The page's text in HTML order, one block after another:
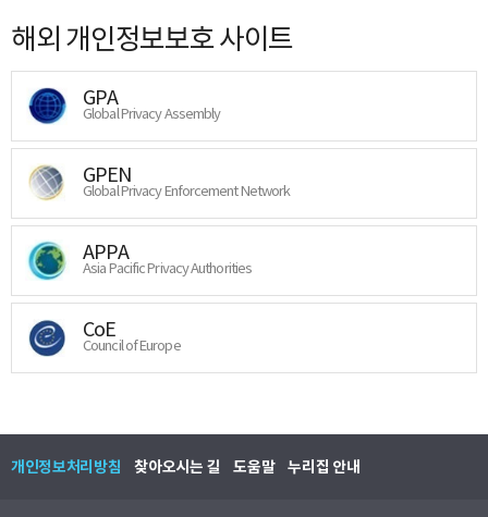
해외 개인정보보호 사이트
GPA
Global Privacy Assembly
GPEN
Global Privacy Enforcement Network
APPA
Asia Pacific Privacy Authorities
CoE
Council of Europe
개인정보처리방침 찾아오시는 길 도움말 누리집 안내